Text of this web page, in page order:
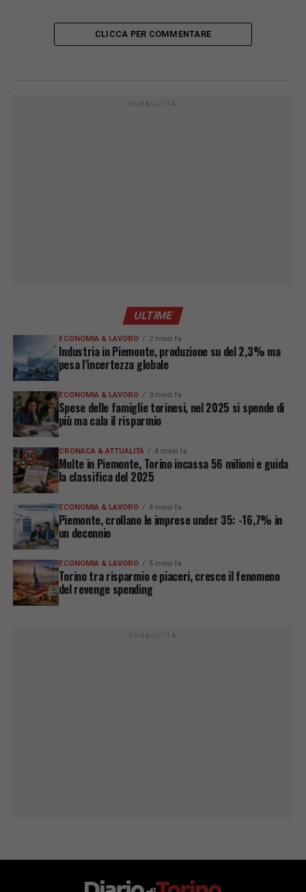
CLICCA PER COMMENTARE
PUBBLICITÀ
ULTIME
ECONOMIA & LAVORO 2 mesi fa
Industria in Piemonte, produzione su del 2,3% ma
pesa l’incertezza globale
ECONOMIA & LAVORO 3 mesi fa
Spese delle famiglie torinesi, nel 2025 si spende di
più ma cala il risparmio
CRONACA & ATTUALITÀ 4 mesi fa
Multe in Piemonte, Torino incassa 56 milioni e guida
la classifica del 2025
ECONOMIA & LAVORO 4 mesi fa
Piemonte, crollano le imprese under 35: -16,7% in
un decennio
ECONOMIA & LAVORO 5 mesi fa
Torino tra risparmio e piaceri, cresce il fenomeno
del revenge spending
PUBBLICITÀ